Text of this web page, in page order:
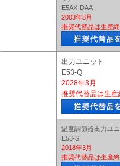
E5AX-DAA
2003年3月
推奨代替品は生産
出力ユニット
E53-Q
2028年3月
推奨代替品は生産
温度調節器出力ユニ
E53-S
2018年3月
推奨代替品は生産